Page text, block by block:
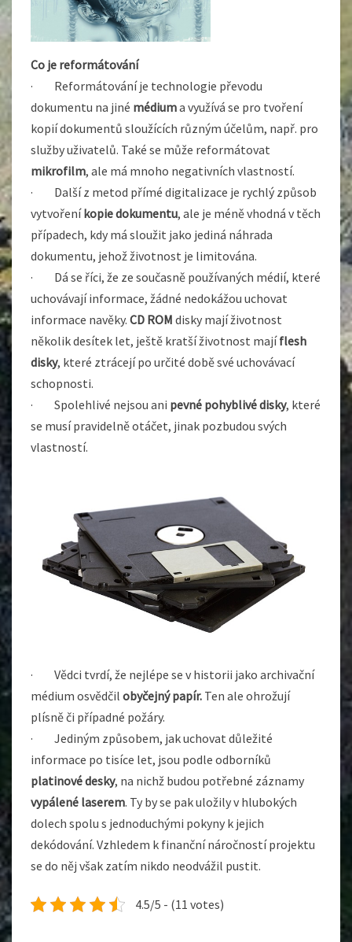
Co je reformátování
· Reformátování je technologie převodu
dokumentu na jiné médiuma využívá se pro tvoření
kopií dokumentů sloužících různým účelům, např. pro
služby uživatelů. Také se může reformátovat
mikrofilm, ale má mnoho negativních vlastností.
· Další z metod přímé digitalizace je rychlý způsob
vytvořeníkopie dokumentu, ale je méně vhodná v těch
případech, kdy má sloužit jako jediná náhrada
dokumentu, jehož životnost je limitována.
· Dá se říci, že ze současně používaných médií, které
uchovávají informace, žádné nedokážou uchovat
informace navěky. CD ROM disky mají životnost
několik desítek let, ještě kratší životnost majíflesh
disky, které ztrácejí po určité době své uchovávací
schopnosti.
· Spolehlivé nejsou ani pevné pohyblivé disky, které
se musí pravidelně otáčet, jinak pozbudou svých
vlastností.
· Vědci tvrdí, že nejlépe se v historii jako archivační
médium osvědčil obyčejný papír. Ten ale ohrožují
plísně či případné požáry.
· Jediným způsobem, jak uchovat důležité
informace po tisíce let, jsou podle odborníků
platinové desky, na nichž budou potřebné záznamy
vypálené laserem. Ty by se pak uložily v hlubokých
dolech spolu s jednoduchými pokyny k jejich
dekódování. Vzhledem k finanční náročností projektu
se do něj však zatím nikdo neodvážil pustit.
4.5/5 - (11 votes)